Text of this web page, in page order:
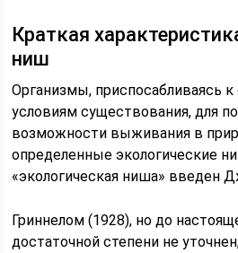
Краткая
ниш
Организмы, приспосабливаясь
условиям существования, для
возможности выживания в
определенные экологические
«экологическая ниша» введен
Гриннелом (1928), но до
достаточной степени не